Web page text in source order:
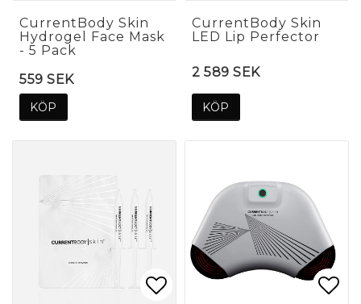
Lägg till i
Lägg till i
CurrentBody Skin
Hydrogel Face Mask
- 5 Pack
559 SEK
KÖP
CurrentBody Skin
LED Lip Perfector
2 589 SEK
KÖP